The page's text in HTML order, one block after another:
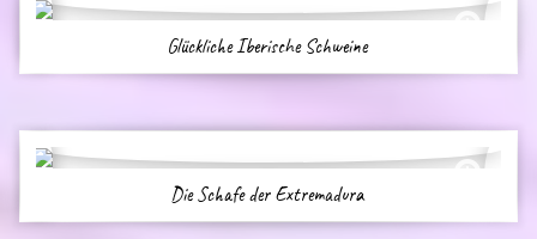
Glückliche Iberische Schweine
Die Schafe der Extremadura